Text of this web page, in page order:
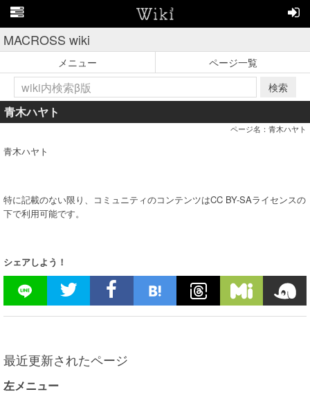
MACROSS wiki
メニュー
ページ一覧
検索
青木ハヤト
ページ名：青木ハヤト
青木ハヤト
特に記載のない限り、コミュニティのコンテンツはCC BY-SAライセンスの
下で利用可能です。
シェアしよう！
最近更新されたページ
左メニュー